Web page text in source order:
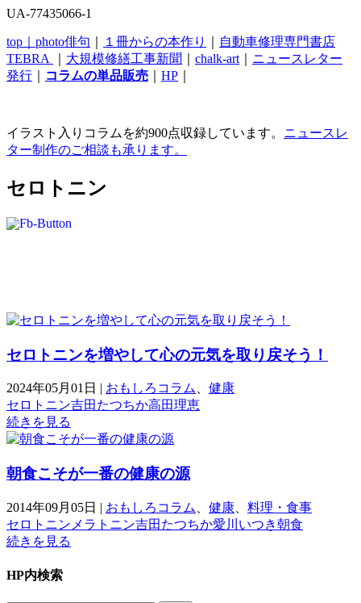
UA-77435066-1
top｜ photo俳句 １冊からの本作り
自動車修理専門書店
TEBRA
大規模修繕工事新聞 chalk-art
ニュースレター
発行
コラムの単品販売 HP
イラスト入りコラムを約900点収録しています。 ニュースレ
ター制作のご相談も承ります。
セロトニン
セロトニンを増やして心の元気を取り戻そう！
2024年05月01日 | おもしろコラム
健康
セロトニン吉田たつちか高田理恵
続きを見る
朝食こそが一番の健康の源
2014年09月05日 | おもしろコラム 健康
料理・食事
セロトニン メラトニン吉田たつちか愛川いつき朝食
続きを見る
HP内検索